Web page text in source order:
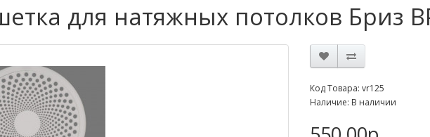
для натяжных потолков Бриз
Код Товара: vr125
Наличие: В наличии